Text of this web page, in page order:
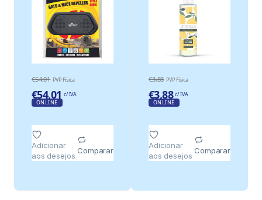
€54,01 PVP Física
€54,01 c/ IVA
ONLINE
Adicionar
aos desejos
Comparar
€3,88 PVP Física
€3,88 c/ IVA
ONLINE
Adicionar
aos desejos
Comparar